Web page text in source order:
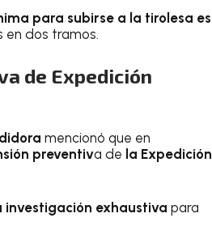
para subirse a la tirolesa es
en dos tramos.
de Expedición
mencionó que en
preventiva de la Expedición
exhaustiva para